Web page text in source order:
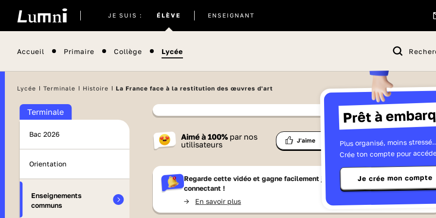
JE SUIS : ÉLÈVE
actuel
ENSEIGNANT
Accueil Primaire Collège Lycée
Prêt à
Plus organisé, moins
Crée ton compte pour
Je crée mon compte
Lycée Terminale Histoire La France face à la restitution des œuvres d'art
Terminale
Bac 2026
Orientation
Enseignements
communs
Contenu proposé par
France Télévisions
Aimé à100% par nos
utilisateurs
J'aime
liste
Partager
Regarde cette vidéo et gagne facilement jusqu'à 15 Lumnizen te
connectant !
-> En savoir plus